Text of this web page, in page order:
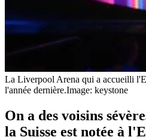
La Liverpool Arena qui a accueilli
l'année dernière.Image: keystone
On a des voisins
la Suisse est notée à